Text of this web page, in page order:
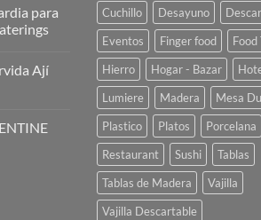
para
Ají
Cuchillo
Desayuno
Eventos
Finger food
Food
Hierro
Hogar - Bazar
Lumiere
Madera
Mesa
Plastico
Platos
Porcelana
Restaurant
Sushi
Tablas
Tablas de Madera
Vajilla
Vajilla Descartable